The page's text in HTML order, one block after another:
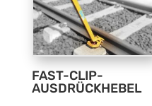
FAST-CLIP-
AUSDRÜCKHEBEL